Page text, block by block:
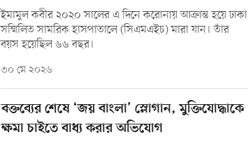
ইমামুল কবীর ২০২০ সালের এ দিনে করোনায় আক্রান্ত হয়ে ঢাকা
সম্মিলিত সামরিক হাসপাতালে (সিএমএইচ) মারা যান। তাঁর
বয়স হয়েছিল ৬৬ বছর।
৩০ মে ২০২৬
বক্তব্যের শেষে ‘জয় বাংলা’ স্লোগান, মুক্তিযোদ্ধাকে
ক্ষমা চাইতে বাধ্য করার অভিযোগ